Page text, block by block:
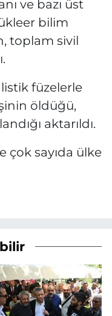
ve bazı üst
bilim
toplam sivil
füzelerle
öldüğü,
aktarıldı.
çok sayıda ülke